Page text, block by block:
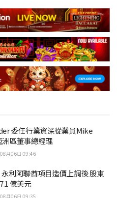
委任行業資深從業員Mike
區董事總經理
月06日 09:46
利阿聯酋項目造價上調後 股東
億美元
月06日 09:35